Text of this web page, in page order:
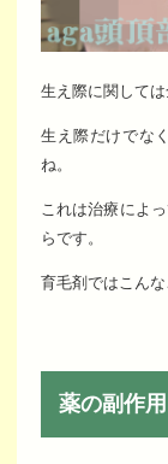
生え際に関しては
生え際だけでな
ね。
これは治療によ
らです。
育毛剤ではこん
薬の副作